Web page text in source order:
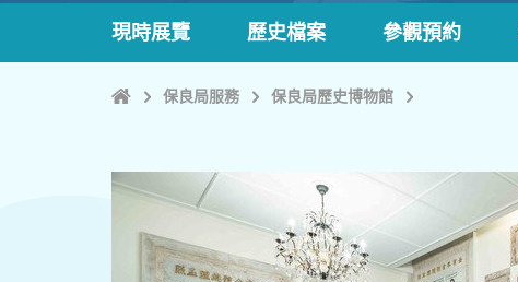
現時展覽 歷史檔案 參觀預約
主
保良局服務 保良局歷史博物館